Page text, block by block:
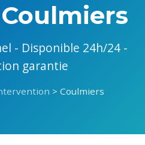
- Disponible 24h/24 -
garantie
> Coulmiers